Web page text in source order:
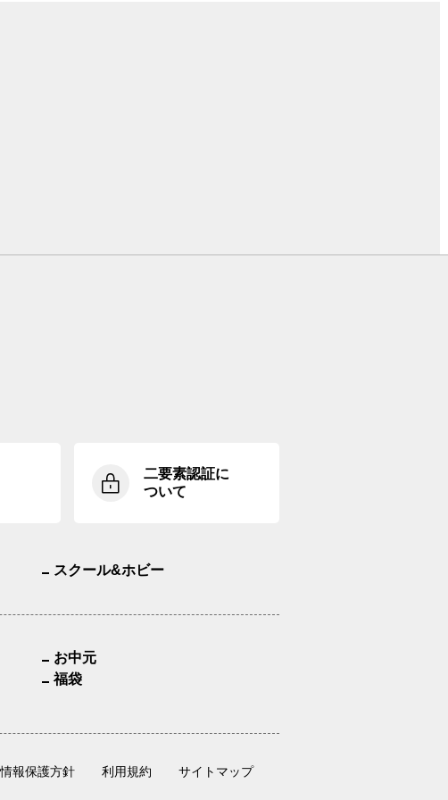
二要素認証に
ついて
スクール&ホビー
お中元
福袋
報保護方針 利用規約 サイトマップ